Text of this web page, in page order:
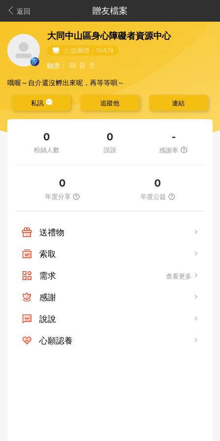
返回 贈友檔案
大同中山區身心障礙者資源中心
公益團體：19474
驗證：
哦喔～自介還沒孵出來呢，再等等唄～
私訊 追蹤他 連結
0
粉絲人數
0
說說
-
感謝率
0
年度分享
0
年度公益
送禮物
索取
需求 查看更多
感謝
說說
心願認養